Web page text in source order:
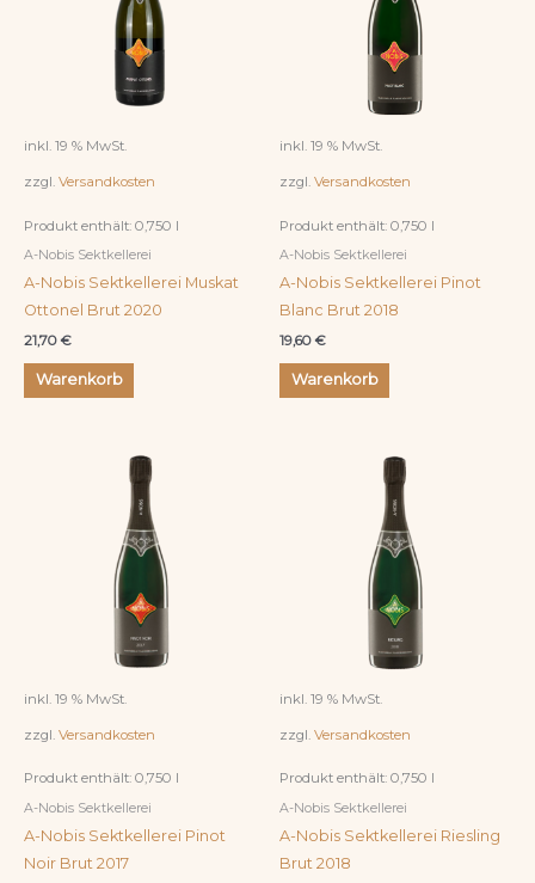
inkl. 19 % MwSt.
zzgl. Versandkosten
Produkt enthält: 0,750 l
A-Nobis Sektkellerei
A-Nobis Sektkellerei Muskat
Ottonel Brut 2020
21,70€
Warenkorb
inkl. 19 % MwSt.
zzgl. Versandkosten
Produkt enthält: 0,750 l
A-Nobis Sektkellerei
A-Nobis Sektkellerei Pinot
Blanc Brut 2018
19,60€
Warenkorb
inkl. 19 % MwSt.
zzgl. Versandkosten
Produkt enthält: 0,750 l
A-Nobis Sektkellerei
A-Nobis Sektkellerei Pinot
Noir Brut 2017
inkl. 19 % MwSt.
zzgl. Versandkosten
Produkt enthält: 0,750 l
A-Nobis Sektkellerei
A-Nobis Sektkellerei Riesling
Brut 2018